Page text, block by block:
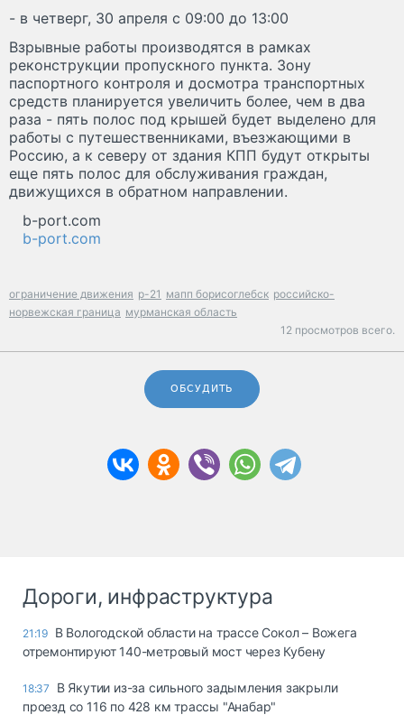
- в четверг, 30 апреля с 09:00 до 13:00
Взрывные работы производятся в рамках
реконструкции пропускного пункта. Зону
паспортного контроля и досмотра транспортных
средств планируется увеличить более, чем в два
раза - пять полос под крышей будет выделено для
работы с путешественниками, въезжающими в
Россию, а к северу от здания КПП будут открыты
еще пять полос для обслуживания граждан,
движущихся в обратном направлении.
b-port.com
b-port.com
ограничение движения р-21 мапп борисоглебск российско-
норвежская граница мурманская область
12 просмотров всего.
ОБСУДИТЬ
Дороги, инфраструктура
21:19 В Вологодской области на трассе Сокол – Вожега
отремонтируют 140-метровый мост через Кубену
18:37
В Якутии из-за сильного задымления закрыли
проезд со 116 по 428 км трассы "Анабар"